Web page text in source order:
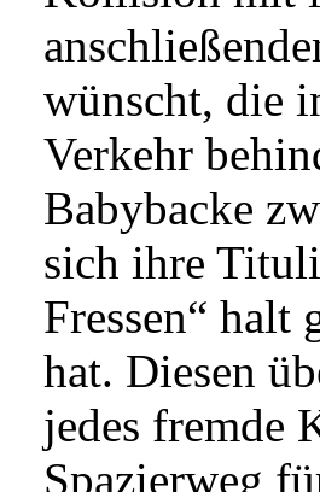
wünscht, die
Verkehr
Babybacke
sich ihre
Fressen“ halt
hat. Diesen
jedes fremde
Spazierweg